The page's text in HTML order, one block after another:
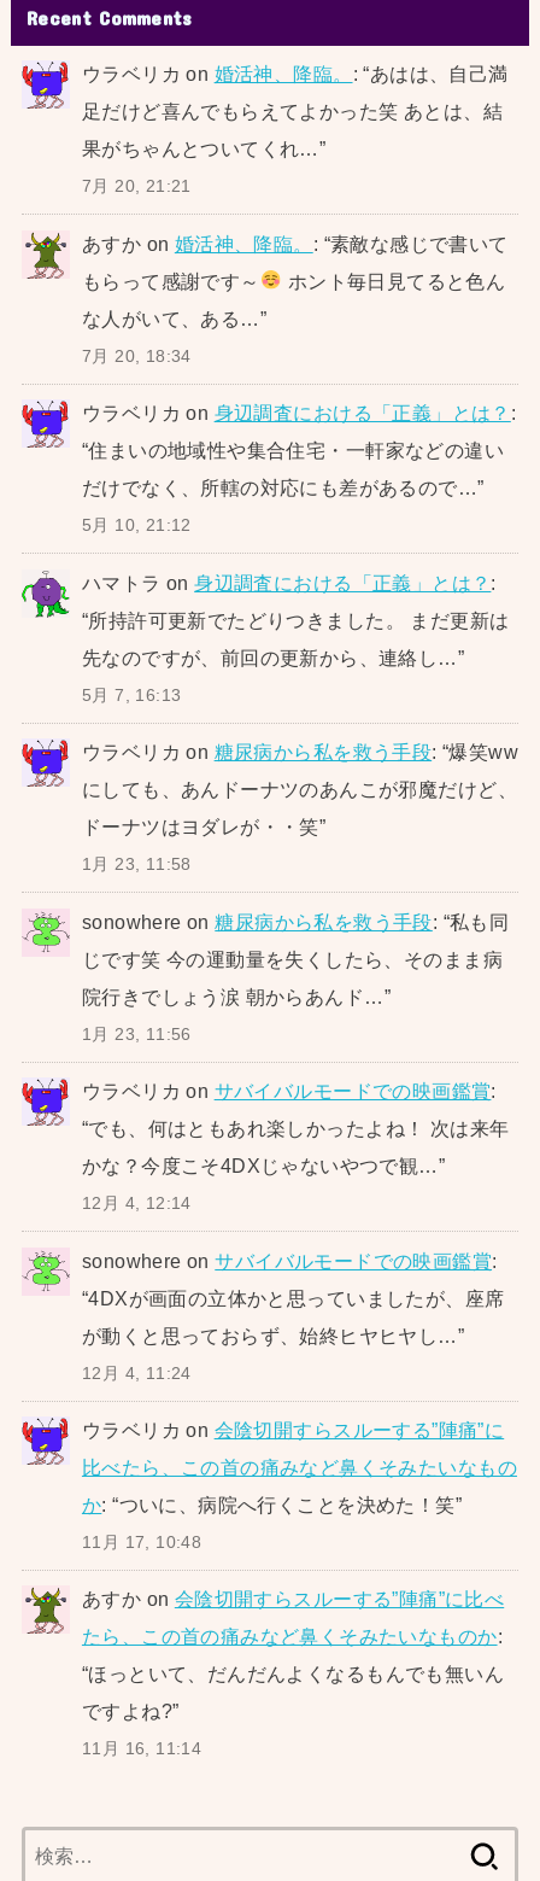
Recent Comments
ウラベリカ on 婚活神、降臨。 : “あはは、自己満
足だけど喜んでもらえてよかった笑 あとは、結
果がちゃんとついてくれ…”
7月 20, 21:21
あすか on 婚活神、降臨。 : “素敵な感じで書いて
もらって感謝です～
ホント毎日見てると色ん
な人がいて、ある…”
7月 20, 18:34
ウラベリカ on 身辺調査における「正義」とは？ :
“住まいの地域性や集合住宅・一軒家などの違い
だけでなく、所轄の対応にも差があるので…”
5月 10, 21:12
ハマトラ on身辺調査における「正義」とは？ :
“所持許可更新でたどりつきました。 まだ更新は
先なのですが、前回の更新から、連絡し…”
5月 7, 16:13
ウラベリカ on 糖尿病から私を救う手段: “爆笑ww
にしても、あんドーナツのあんこが邪魔だけど、
ドーナツはヨダレが・・笑”
1月 23, 11:58
sonowhere on糖尿病から私を救う手段: “私も同
じです笑 今の運動量を失くしたら、そのまま病
院行きでしょう涙 朝からあんド… ”
1月 23, 11:56
ウラベリカ on サバイバルモードでの映画鑑賞:
“でも、何はともあれ楽しかったよね！ 次は来年
かな？今度こそ4DXじゃないやつで観…”
12月 4, 12:14
sonowhere onサバイバルモードでの映画鑑賞:
“4DXが画面の立体かと思っていましたが、座席
が動くと思っておらず、始終ヒヤヒヤし… ”
12月 4, 11:24
ウラベリカ on 会陰切開すらスルーする”陣痛”に
比べたら、この首の痛みなど鼻くそみたいなもの
か: “ついに、病院へ行くことを決めた！笑”
11月 17, 10:48
あすか on 会陰切開すらスルーする”陣痛”に比べ
たら、この首の痛みなど鼻くそみたいなものか:
“ほっといて、だんだんよくなるもんでも無いん
ですよね?”
11月 16, 11:14